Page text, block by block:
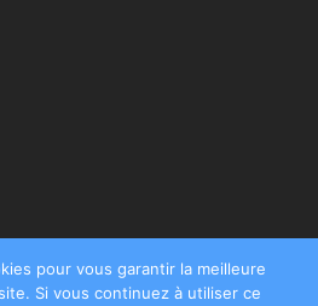
Main Menu
pour vous garantir la meilleure
Si vous continuez à utiliser ce